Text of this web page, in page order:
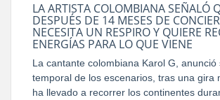
LA ARTISTA COLOMBIANA SEÑALÓ
DESPUÉS DE 14 MESES DE
NECESITA UN RESPIRO Y QUIERE
ENERGÍAS PARA LO QUE VIENE
La cantante colombiana Karol G, anunció
temporal de los escenarios, tras una gira
ha llevado a recorrer los continentes